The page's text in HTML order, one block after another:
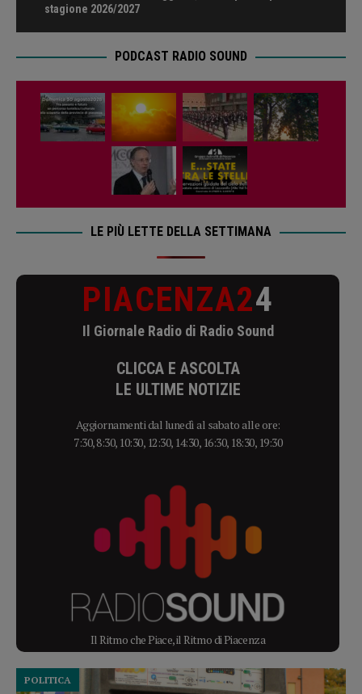
stagione 2026/2027
PODCAST RADIO SOUND
LE PIÙ LETTE DELLA SETTIMANA
PIACENZA24
Il Giornale Radio di Radio Sound
CLICCA E ASCOLTA
LE ULTIME NOTIZIE
Aggiornamenti dal lunedì al sabato alle ore:
7:30, 8:30, 10:30, 12:30, 14:30, 16:30, 18:30, 19:30
Il Ritmo che Piace, il Ritmo di Piacenza
POLITICA